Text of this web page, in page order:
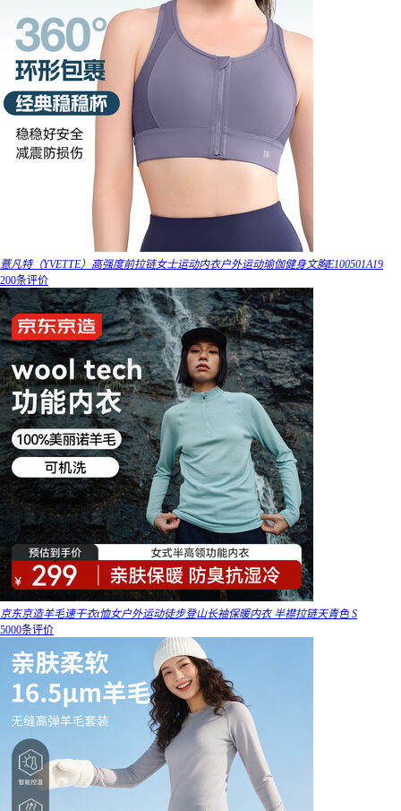
薏凡特（YVETTE）高强度前拉链女士运动内衣户外运动瑜伽健身文胸E100501A19
200条评价
京东京造羊毛速干衣t恤女户外运动徒步登山长袖保暖内衣 半襟拉链天青色 S
5000条评价